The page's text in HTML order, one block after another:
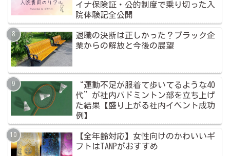
イナ保険証・公的制度で乗り切った入
院体験記全公開
退職の決断は正しかった？ブラック企
業からの解放と今後の展望
“運動不足が服着て歩いてるような40
代”が社内バドミントン部を立ち上げ
た結果【盛り上がる社内イベント成功
例】
【全年齢対応】女性向けのかわいいギ
フトはTANPがおすすめ